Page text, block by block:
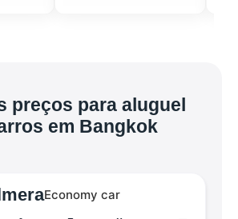
preços para aluguel
em Bangkok
Economy car